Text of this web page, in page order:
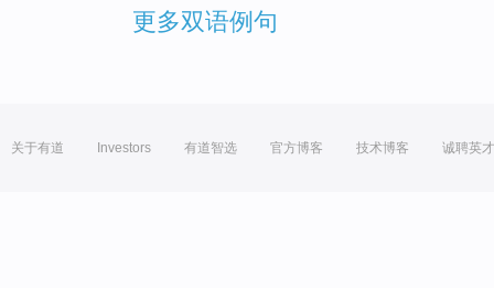
更多双语例句
关于有道 Investors 有道智选 官方博客 技术博客 诚聘英才